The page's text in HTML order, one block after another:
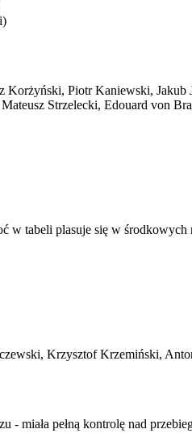
Piotr Kaniewski,
Strzelecki, Edouard von
tabeli plasuje się w
Krzysztof Krzemiński,
miała pełną kontrolę nad